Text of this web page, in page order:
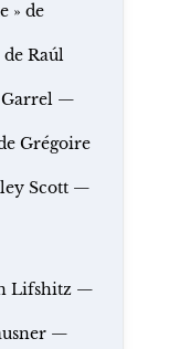
» de
Raúl
Garrel —
Grégoire
Scott —
Lifshitz —
—